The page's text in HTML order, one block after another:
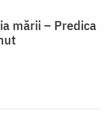
mării – Predica